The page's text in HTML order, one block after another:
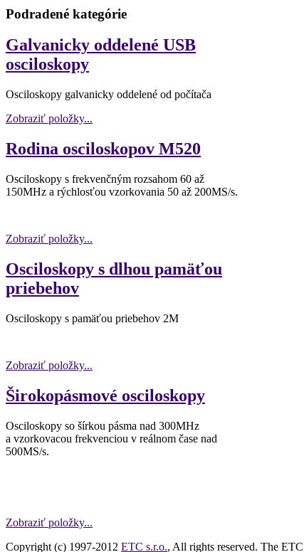
Podradené kategórie
Galvanicky oddelené USB
osciloskopy
Osciloskopy galvanicky oddelené od počítača
Zobraziť položky...
Rodina osciloskopov M520
Osciloskopy s frekvenčným rozsahom 60 až
150MHz a rýchlosťou vzorkovania 50 až 200MS/s.
Zobraziť položky...
Osciloskopy s dlhou pamäťou
priebehov
Osciloskopy s pamäťou priebehov 2M
Zobraziť položky...
Širokopásmové osciloskopy
Osciloskopy so šírkou pásma nad 300MHz
a vzorkovacou frekvenciou v reálnom čase nad
500MS/s.
Zobraziť položky...
Copyright (c) 1997-2012 ETC s.r.o., All rights reserved. The